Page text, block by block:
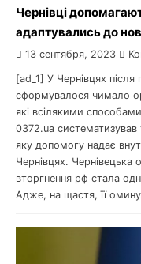
Чернівці
адаптувались до
13 сентября, 2023
[ad_1] У Чернівцях після
сформувалося чимало
які всілякими
0372.ua систематизував
яку допомогу надає
Чернівцях.
вторгнення рф стала
Адже, на щастя, її